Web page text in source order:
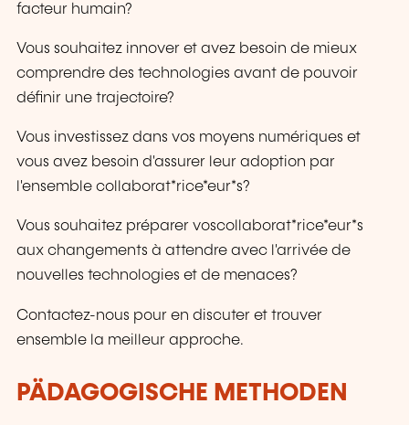
facteur humain?
Vous souhaitez innover et avez besoin de mieux
comprendre des technologies avant de pouvoir
définir une trajectoire?
Vous investissez dans vos moyens numériques et
vous avez besoin d'assurer leur adoption par
l'ensemble collaborat*rice*eur*s?
Vous souhaitez préparer voscollaborat*rice*eur*s
aux changements à attendre avec l'arrivée de
nouvelles technologies et de menaces?
Contactez-nous pour en discuter et trouver
ensemble la meilleur approche.
PÄDAGOGISCHE METHODEN